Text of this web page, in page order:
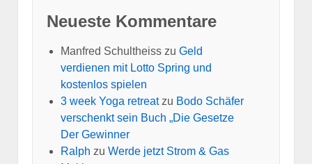
Neueste Kommentare
Manfred Schultheiss zu Geld
verdienen mit Lotto Spring und
kostenlos spielen
3 week Yoga retreatzu Bodo Schäfer
verschenkt sein Buch „Die Gesetze
Der Gewinner
Ralph zu Werde jetzt Strom & Gas